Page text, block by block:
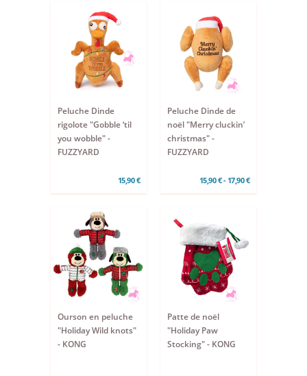
Peluche Dinde
rigolote "Gobble ‘til
you wobble" -
FUZZYARD
15,90 €
Peluche Dinde de
noël "Merry cluckin’
christmas" -
FUZZYARD
15,90 € - 17,90 €
Ourson en peluche
"Holiday Wild knots"
- KONG
Patte de noël
"Holiday Paw
Stocking" - KONG